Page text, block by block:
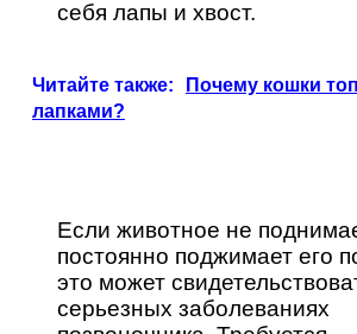
себя лапы и хвост.
Читайте также:
Почему кошки
лапками?
Если животное не
постоянно поджимает его
это может
серьезных заболеваниях